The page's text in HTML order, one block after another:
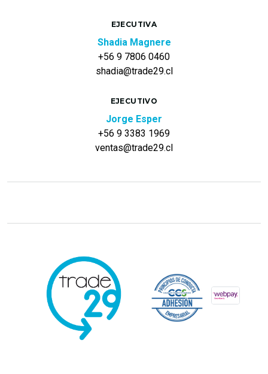
EJECUTIVA
Shadia Magnere
+56 9 7806 0460
shadia@trade29.cl
EJECUTIVO
Jorge Esper
+56 9 3383 1969
ventas@trade29.cl